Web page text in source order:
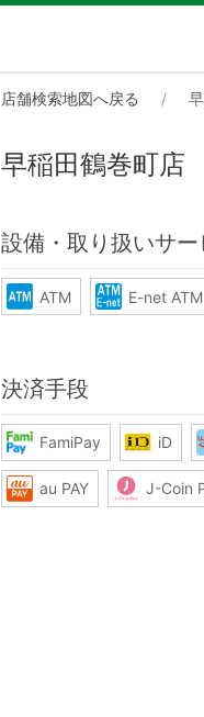
店舗検索地図へ戻る
早稲田鶴巻町店
設備・取り扱いサー
ATM E-net ATM
決済手段
FamiPay iD
au PAY J-Coin